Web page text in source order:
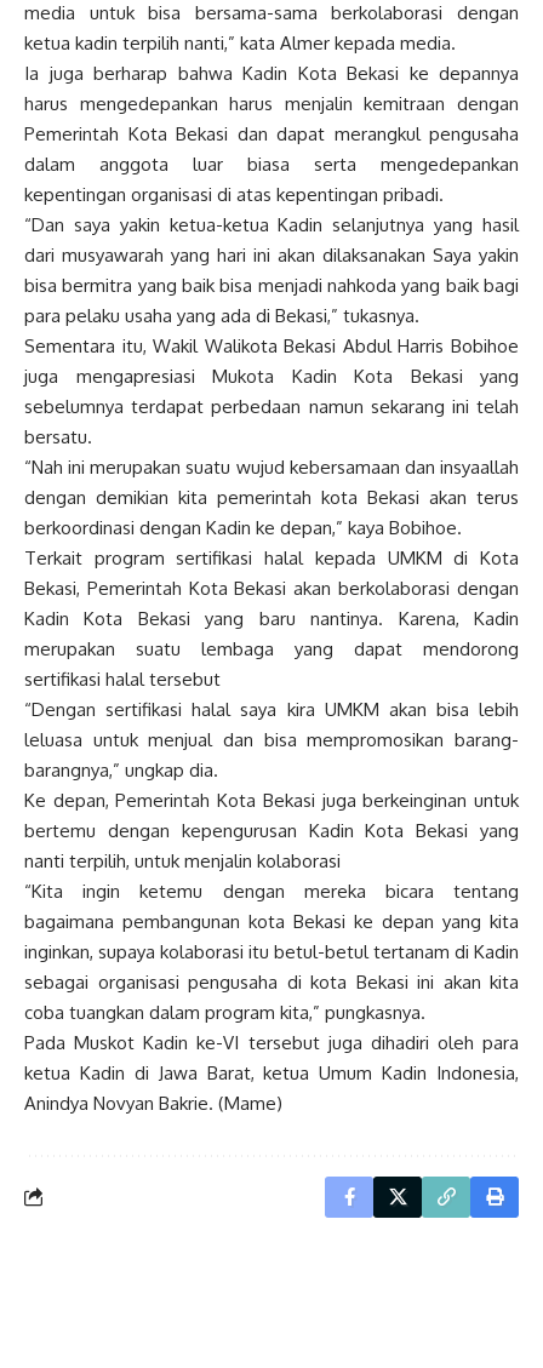
media untuk bisa bersama-sama berkolaborasi dengan
ketua kadin terpilih nanti,” kata Almer kepada media.
Ia juga berharap bahwa Kadin Kota Bekasi ke depannya
harus mengedepankan harus menjalin kemitraan dengan
Pemerintah Kota Bekasi dan dapat merangkul pengusaha
dalam anggota luar biasa serta mengedepankan
kepentingan organisasi di atas kepentingan pribadi.
“Dan saya yakin ketua-ketua Kadin selanjutnya yang hasil
dari musyawarah yang hari ini akan dilaksanakan Saya yakin
bisa bermitra yang baik bisa menjadi nahkoda yang baik bagi
para pelaku usaha yang ada di Bekasi,” tukasnya.
Sementara itu, Wakil Walikota Bekasi Abdul Harris Bobihoe
juga mengapresiasi Mukota Kadin Kota Bekasi yang
sebelumnya terdapat perbedaan namun sekarang ini telah
bersatu.
“Nah ini merupakan suatu wujud kebersamaan dan insyaallah
dengan demikian kita pemerintah kota Bekasi akan terus
berkoordinasi dengan Kadin ke depan,” kaya Bobihoe.
Terkait program sertifikasi halal kepada UMKM di Kota
Bekasi, Pemerintah Kota Bekasi akan berkolaborasi dengan
Kadin Kota Bekasi yang baru nantinya. Karena, Kadin
merupakan suatu lembaga yang dapat mendorong
sertifikasi halal tersebut
“Dengan sertifikasi halal saya kira UMKM akan bisa lebih
leluasa untuk menjual dan bisa mempromosikan barang-
barangnya,” ungkap dia.
Ke depan, Pemerintah Kota Bekasi juga berkeinginan untuk
bertemu dengan kepengurusan Kadin Kota Bekasi yang
nanti terpilih, untuk menjalin kolaborasi
“Kita ingin ketemu dengan mereka bicara tentang
bagaimana pembangunan kota Bekasi ke depan yang kita
inginkan, supaya kolaborasi itu betul-betul tertanam di Kadin
sebagai organisasi pengusaha di kota Bekasi ini akan kita
coba tuangkan dalam program kita,” pungkasnya.
Pada Muskot Kadin ke-VI tersebut juga dihadiri oleh para
ketua Kadin di Jawa Barat, ketua Umum Kadin Indonesia,
Anindya Novyan Bakrie. (Mame)